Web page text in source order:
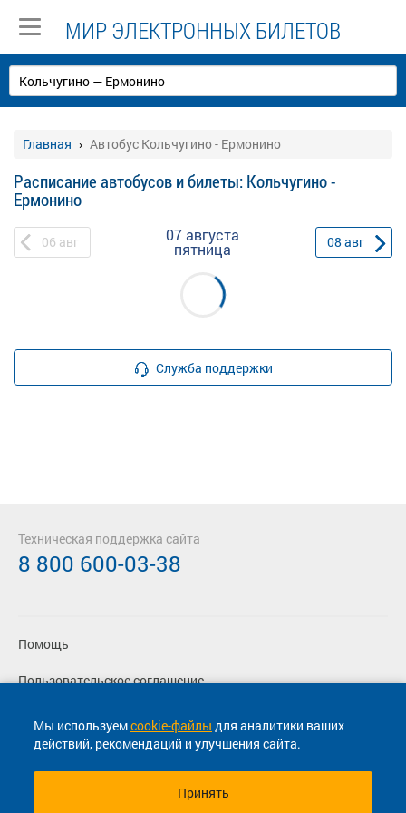
МИР ЭЛЕКТРОННЫХ БИЛЕТОВ
Главная Автобус Кольчугино - Ермонино
Расписание автобусов и билеты: Кольчугино -
Ермонино
06 авг 07 августа
пятница 08 авг
Служба поддержки
Мы используемcookie-файлы для аналитики ваших
действий, рекомендаций и улучшения сайта.
Принять
Помощь
Пользовательское соглашение
Политика конфиденциальности
Согласие на маркетинговые сообщения
Техническая поддержка сайта
8 800 600-03-38
© 2013-2026, ООО "Капитал"- Онлайн сервис продажи